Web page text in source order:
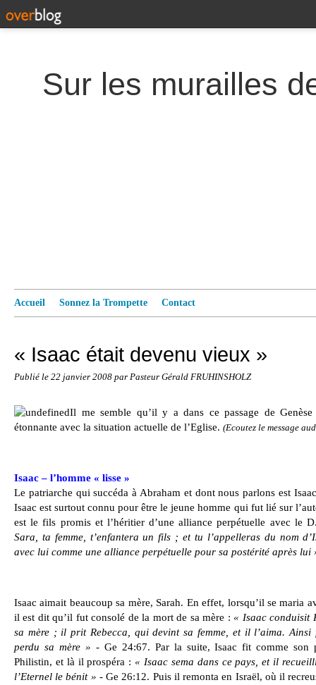
Accueil Sonnez la Trompette Contact
« Isaac était devenu vieux »
Publié le 22 janvier 2008 par Pasteur Gérald FRUHINSHOLZ
Il me semble qu’il y a dans ce passage de
étonnante avec la situation actuelle de l’Eglise. (Ecoutez le message
Isaac – l’homme « lisse »
Le patriarche qui succéda à Abraham et dont nous parlons est
Isaac est surtout connu pour être le jeune homme qui fut lié sur
est le fils promis et l’héritier d’une alliance perpétuelle avec le
Sara, ta femme, t’enfantera un fils ; et tu l’appelleras du nom
avec lui comme une alliance perpétuelle pour sa postérité après lui
Isaac aimait beaucoup sa mère, Sarah. En effet, lorsqu’il se maria
il est dit qu’il fut consolé de la mort de sa mère :« Isaac conduisit
sa mère ; il prit Rebecca, qui devint sa femme, et il l’aima.
perdu sa mère » - Ge 24:67. Par la suite, Isaac fit comme son
Philistin, et là il prospéra :« Isaac sema dans ce pays, et il
l’Eternel le bénit » - Ge 26:12. Puis il remonta en Israël, où il